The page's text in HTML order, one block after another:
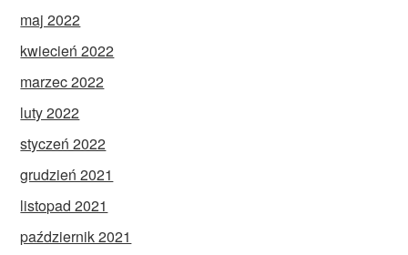
maj 2022
kwiecień 2022
marzec 2022
luty 2022
styczeń 2022
grudzień 2021
listopad 2021
październik 2021